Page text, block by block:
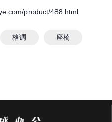
product/488.html
格调 座椅